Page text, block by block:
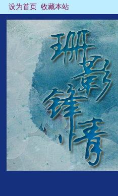
设为首页 收藏本站